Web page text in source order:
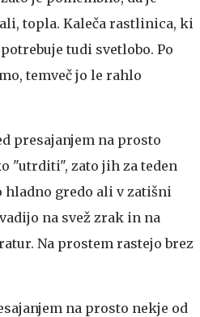
topla. Kaleča rastlinica, ki
tudi svetlobo. Po
temveč jo le rahlo
presajanjem na prosto
"utrditi", zato jih za teden
gredo ali v zatišni
na svež zrak in na
Na prostem rastejo brez
na prosto nekje od